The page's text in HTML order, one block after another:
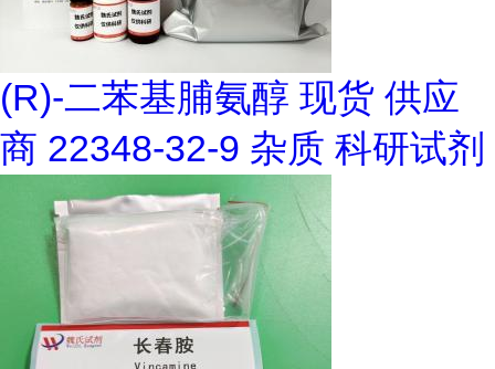
(R)-二苯基脯氨醇 现货 供应
商 22348-32-9 杂质 科研试剂